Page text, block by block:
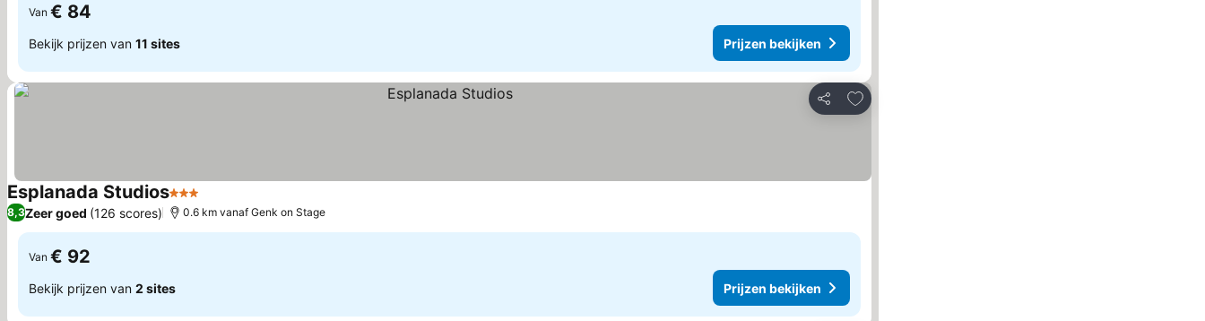
Van € 84
Bekijk prijzen van 11 sites Prijzen bekijken
Delen
Toevoegen aan favorieten
Esplanada Studios3 Sterren
8,3Zeer goed (126 scores) 0.6 km vanaf Genk on Stage
Van € 92
Bekijk prijzen van 2 sites Prijzen bekijken